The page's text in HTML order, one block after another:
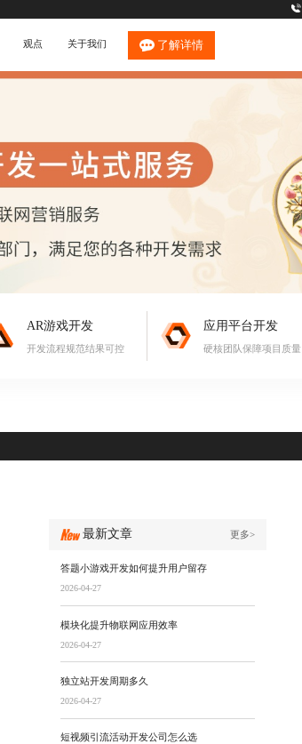
观点 关于我们 了解详情
AR游戏开发
开发流程规范结果可控
应用平台开发
硬核团队保障项目质量
最新文章 更多>
答题小游戏开发如何提升用户留存
2026-04-27
模块化提升物联网应用效率
2026-04-27
独立站开发周期多久
2026-04-27
短视频引流活动开发公司怎么选